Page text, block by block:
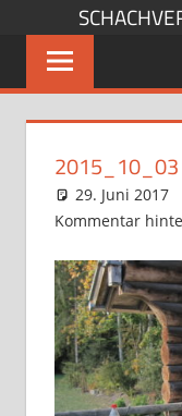
springen
2015_10_03
29. Juni 2017
Kommentar